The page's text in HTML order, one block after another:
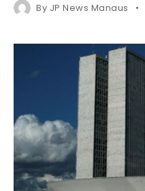
By JP News Manaus